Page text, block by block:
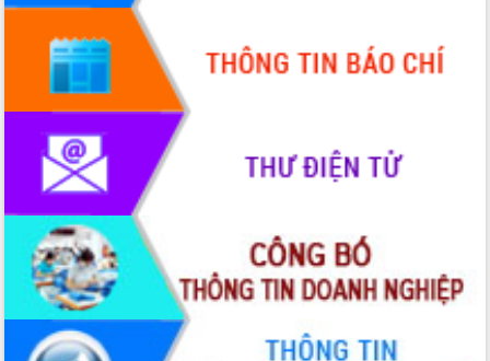
Quyết liệt cải cách hành chính, khơi
thông nguồn lực phát triển
Nâng cao hiệu lực, hiệu quả HĐND
tỉnh thông qua hiện đại hóa hành chính
Xã Ea Phê gắn cải cách hành chính với
chuyển đổi số
Phó Chủ tịch Thường trực UBND tỉnh
Hồ Thị Nguyên Thảo làm việc tại Trung
tâm Phục vụ hành chính công xã Ea
Xây dựng nền hành chính số đồng
hành cùng nông dân dân, doanh nghiệp
Giai đoạn 2026-2030, Đắk Lắk phấn
đấu có 77% xã đạt chuẩn nông thôn
mới